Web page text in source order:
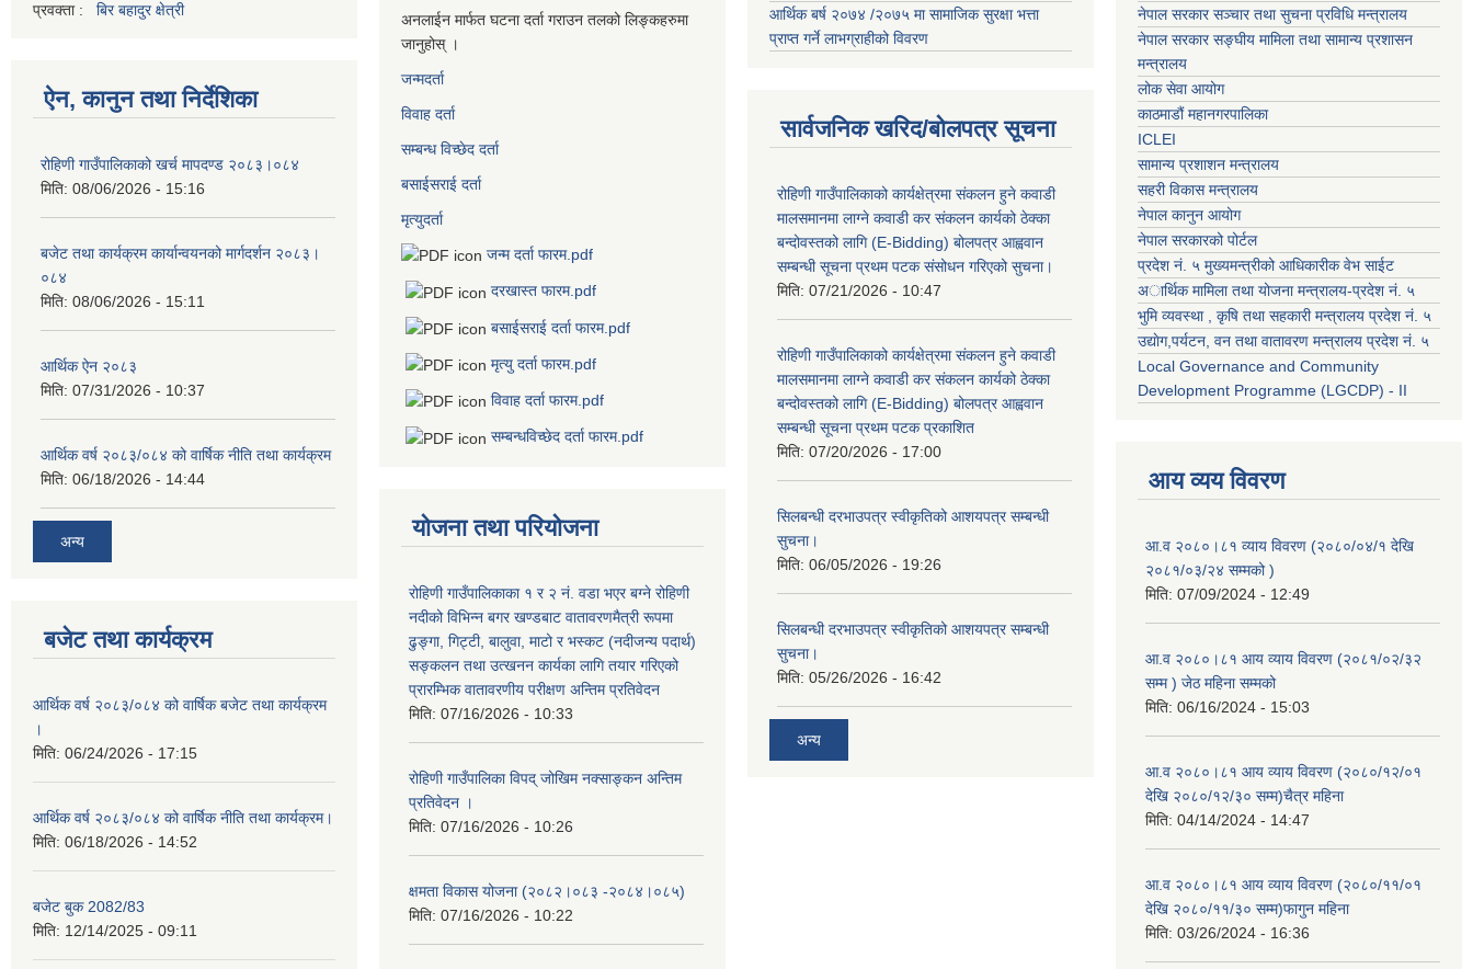
प्रवक्ता : बिर बहादुर क्षेत्री
ऐन, कानुन तथा निर्देशिका
रोहिणी गाउँपालिकाको खर्च मापदण्ड २०८३।०८४
मिति: 08/06/2026 - 15:16
बजेट तथा कार्यक्रम कार्यान्वयनको मार्गदर्शन २०८३।
०८४
मिति: 08/06/2026 - 15:11
आर्थिक ऐन २०८३
मिति: 07/31/2026 - 10:37
आर्थिक वर्ष २०८३/०८४ को वार्षिक नीति तथा कार्यक्रम
मिति: 06/18/2026 - 14:44
अन्य
बजेट तथा कार्यक्रम
आर्थिक वर्ष २०८३/०८४ को वार्षिक बजेट तथा कार्यक्रम
।
मिति: 06/24/2026 - 17:15
आर्थिक वर्ष २०८३/०८४ को वार्षिक नीति तथा कार्यक्रम।
मिति: 06/18/2026 - 14:52
बजेट बुक 2082/83
मिति: 12/14/2025 - 09:11
अनलाईन मार्फत घटना दर्ता गराउन तलको लिङ्कहरुमा
जानुहोस् ।
जन्मदर्ता
विवाह दर्ता
सम्बन्ध विच्छेद दर्ता
बसाईसराई दर्ता
मृत्युदर्ता
जन्म दर्ता फारम.pdf
दरखास्त फारम.pdf
बसाईसराई दर्ता फारम.pdf
मृत्यु दर्ता फारम.pdf
विवाह दर्ता फारम.pdf
सम्बन्धविच्छेद दर्ता फारम.pdf
योजना तथा परियोजना
रोहिणी गाउँपालिकाका १ र २ नं. वडा भएर बग्ने रोहिणी
नदीको विभिन्न बगर खण्डबाट वातावरणमैत्री रूपमा
ढुङ्गा, गिट्टी, बालुवा, माटो र भस्कट (नदीजन्य पदार्थ)
सङ्कलन तथा उत्खनन कार्यका लागि तयार गरिएको
प्रारम्भिक वातावरणीय परीक्षण अन्तिम प्रतिवेदन
मिति: 07/16/2026 - 10:33
रोहिणी गाउँपालिका विपद् जोखिम नक्साङ्कन अन्तिम
प्रतिवेदन ।
मिति: 07/16/2026 - 10:26
क्षमता विकास योजना (२०८२।०८३‍ -२०८४।०८५)
मिति: 07/16/2026 - 10:22
आर्थिक बर्ष २०७४ /२०७५ मा सामाजिक सुरक्षा भत्ता
प्राप्त गर्ने लाभग्राहीको विवरण
सार्वजनिक खरिद/बोलपत्र सूचना
रोहिणी गाउँपालिकाको कार्यक्षेत्रमा संकलन हुने कवाडी
मालसमानमा लाग्ने कवाडी कर संकलन कार्यको ठेक्का
बन्दोवस्तको लागि (E-Bidding) बोलपत्र आह्ववान
सम्बन्धी सूचना प्रथम पटक संसोधन गरिएको सुचना।
मिति: 07/21/2026 - 10:47
रोहिणी गाउँपालिकाको कार्यक्षेत्रमा संकलन हुने कवाडी
मालसमानमा लाग्ने कवाडी कर संकलन कार्यको ठेक्का
बन्दोवस्तको लागि (E-Bidding) बोलपत्र आह्ववान
सम्बन्धी सूचना प्रथम पटक प्रकाशित
मिति: 07/20/2026 - 17:00
सिलबन्धी दरभाउपत्र स्वीकृतिको आशयपत्र सम्बन्धी
सुचना।
मिति: 06/05/2026 - 19:26
सिलबन्धी दरभाउपत्र स्वीकृतिको आशयपत्र सम्बन्धी
सुचना।
मिति: 05/26/2026 - 16:42
अन्य
नेपाल सरकार सञ्चार तथा सुचना प्रविधि मन्त्रालय
नेपाल सरकार सङ्घीय मामिला तथा सामान्य प्रशासन
मन्त्रालय
लोक सेवा आयोग
काठमाडौं महानगरपालिका
ICLEI
सामान्य प्रशाशन मन्त्रालय
सहरी विकास मन्त्रालय
नेपाल कानुन आयोग
नेपाल सरकारको पोर्टल
प्रदेश नं. ५ मुख्यमन्त्रीको आधिकारीक वेभ साईट
अार्थिक मामिला तथा योजना मन्त्रालय-प्रदेश नं. ५
भुमि व्यवस्था , कृषि तथा सहकारी मन्त्रालय प्रदेश नं. ५
उद्याेग,पर्यटन, वन तथा वातावरण मन्त्रालय प्रदेश नं. ५
Local Governance and Community
Development Programme (LGCDP) - II
आय व्यय विवरण
आ.व २०८०।८१ व्याय विवरण (२०८०/०४/१ देखि
२०८१/०३/२४ सम्मको )
मिति: 07/09/2024 - 12:49
आ.व २०८०।८१ आय व्याय विवरण (२०८१/०२/३२
सम्म ) जेठ महिना सम्मको
मिति: 06/16/2024 - 15:03
आ.व २०८०।८१ आय व्याय विवरण (२०८०/१२/०१
देखि २०८०/१२/३० सम्म)चैत्र महिना
मिति: 04/14/2024 - 14:47
आ.व २०८०।८१ आय व्याय विवरण (२०८०/११/०१
देखि २०८०/११/३० सम्म)फागुन महिना
मिति: 03/26/2024 - 16:36